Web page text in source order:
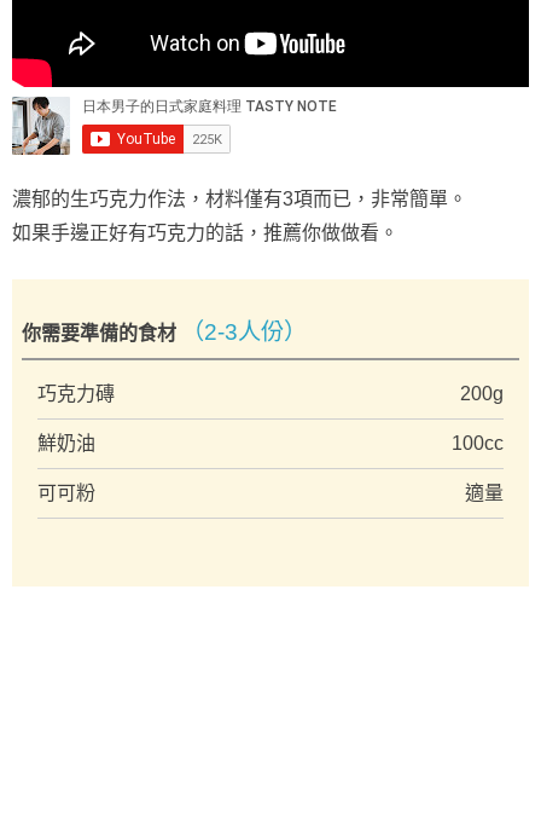
濃郁的生巧克力作法，材料僅有3項而已，非常簡單。
如果手邊正好有巧克力的話，推薦你做做看。
你需要準備的食材 （2-3人份）
巧克力磚 200g
鮮奶油 100cc
可可粉 適量